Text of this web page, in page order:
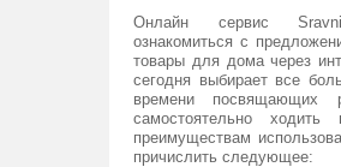
Онлайн сервис
ознакомиться с
товары для дома через
сегодня выбирает все
времени посвящающих
самостоятельно
преимуществам
причислить следующее: